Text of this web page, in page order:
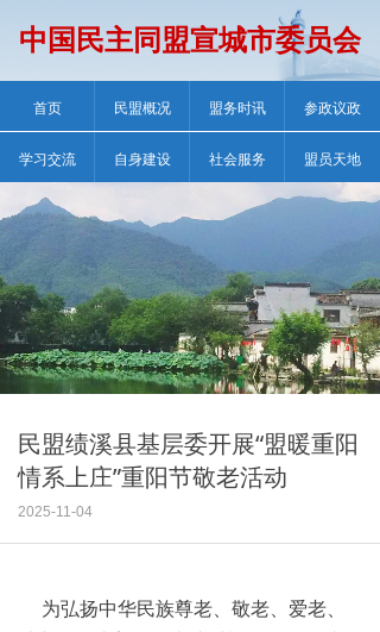
中国民主同盟宣城市委员会
首页 民盟概况 盟务时讯 参政议政
学习交流 自身建设 社会服务 盟员天地
民盟绩溪县基层委开展“盟暖重阳
情系上庄”重阳节敬老活动
2025-11-04
为弘扬中华民族尊老、敬老、爱老、